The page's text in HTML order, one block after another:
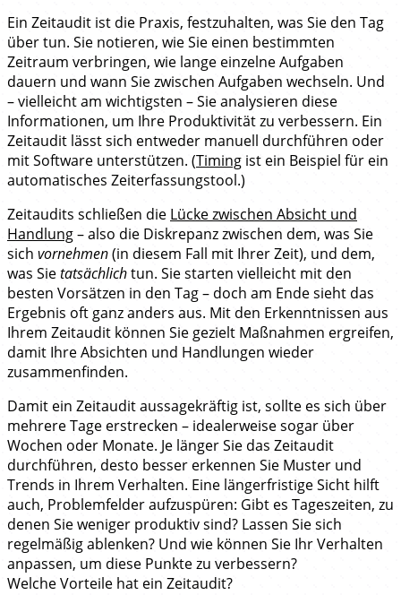
Ein Zeitaudit ist die Praxis, festzuhalten, was Sie den Tag
über tun. Sie notieren, wie Sie einen bestimmten
Zeitraum verbringen, wie lange einzelne Aufgaben
dauern und wann Sie zwischen Aufgaben wechseln. Und
– vielleicht am wichtigsten – Sie analysieren diese
Informationen, um Ihre Produktivität zu verbessern. Ein
Zeitaudit lässt sich entweder manuell durchführen oder
mit Software unterstützen. (Timing ist ein Beispiel für ein
automatisches Zeiterfassungstool.)
Zeitaudits schließen die Lücke zwischen Absicht und
Handlung– also die Diskrepanz zwischen dem, was Sie
sich vornehmen(in diesem Fall mit Ihrer Zeit), und dem,
was Sietatsächlichtun. Sie starten vielleicht mit den
besten Vorsätzen in den Tag – doch am Ende sieht das
Ergebnis oft ganz anders aus. Mit den Erkenntnissen aus
Ihrem Zeitaudit können Sie gezielt Maßnahmen ergreifen,
damit Ihre Absichten und Handlungen wieder
zusammenfinden.
Damit ein Zeitaudit aussagekräftig ist, sollte es sich über
mehrere Tage erstrecken – idealerweise sogar über
Wochen oder Monate. Je länger Sie das Zeitaudit
durchführen, desto besser erkennen Sie Muster und
Trends in Ihrem Verhalten. Eine längerfristige Sicht hilft
auch, Problemfelder aufzuspüren: Gibt es Tageszeiten, zu
denen Sie weniger produktiv sind? Lassen Sie sich
regelmäßig ablenken? Und wie können Sie Ihr Verhalten
anpassen, um diese Punkte zu verbessern?
Welche Vorteile hat ein Zeitaudit?